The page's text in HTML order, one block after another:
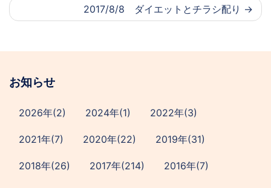
2017/8/8 ダイエットとチラシ配り
お知らせ
2026年(2) 2024年(1) 2022年(3)
2021年(7) 2020年(22) 2019年(31)
2018年(26) 2017年(214) 2016年(7)